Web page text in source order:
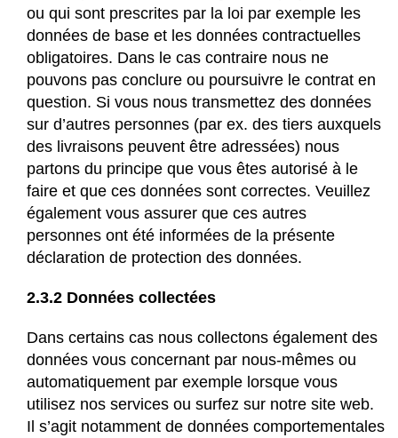
ou qui sont prescrites par la loi par exemple les
données de base et les données contractuelles
obligatoires. Dans le cas contraire nous ne
pouvons pas conclure ou poursuivre le contrat en
question. Si vous nous transmettez des données
sur d’autres personnes (par ex. des tiers auxquels
des livraisons peuvent être adressées) nous
partons du principe que vous êtes autorisé à le
faire et que ces données sont correctes. Veuillez
également vous assurer que ces autres
personnes ont été informées de la présente
déclaration de protection des données.
2.3.2 Données collectées
Dans certains cas nous collectons également des
données vous concernant par nous-mêmes ou
automatiquement par exemple lorsque vous
utilisez nos services ou surfez sur notre site web.
Il s’agit notamment de données comportementales